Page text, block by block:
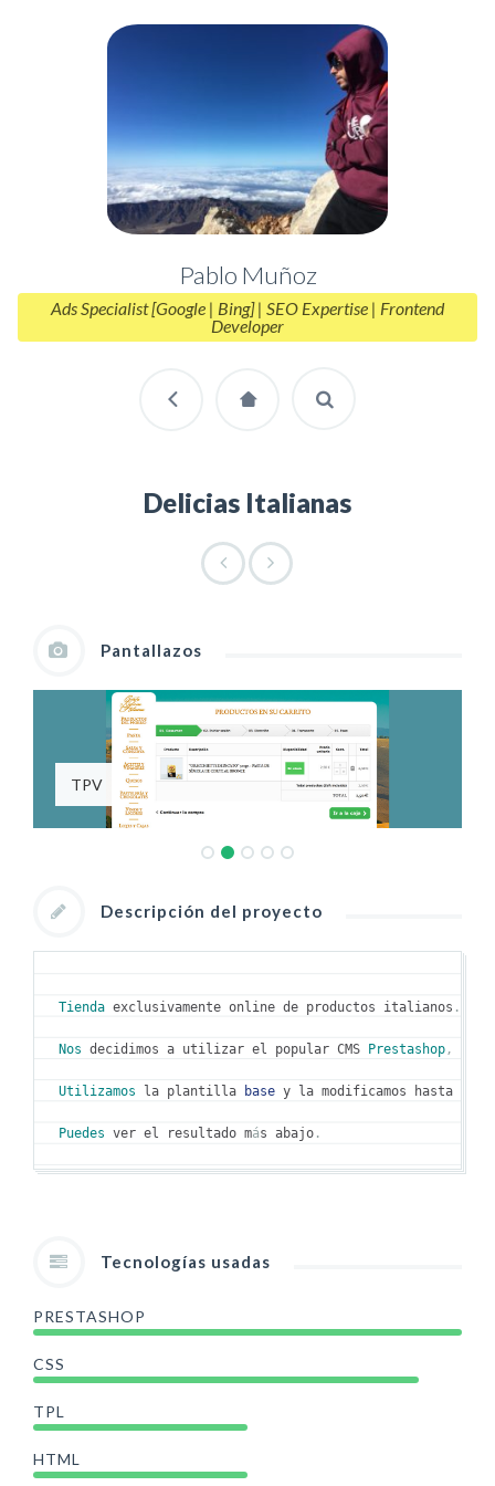
Pablo Muñoz
Ads Specialist [Google | Bing] | SEO Expertise | Frontend
Developer
Delicias Italianas
Pantallazos
TPV
Descripción del proyecto
Tienda exclusivamente online de productos italianos .
Nos decidimos a utilizar el popular CMS Prestashop,
Utilizamos la plantilla base y la modificamos hasta tal
Puedes ver el resultado más abajo.
Tecnologías usadas
PRESTASHOP
CSS
TPL
HTML